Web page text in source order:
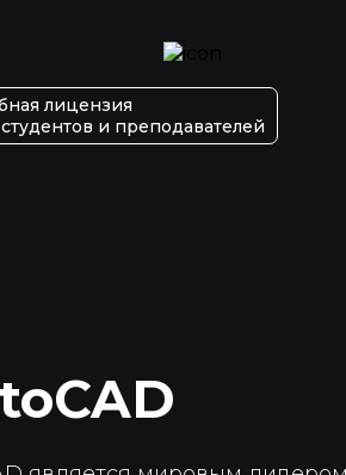
лицензия
и преподавателей